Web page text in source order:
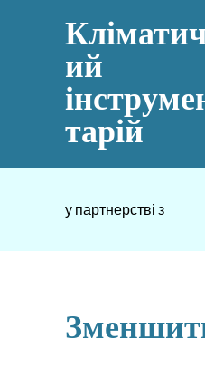
ий
тарій
у партнерстві з